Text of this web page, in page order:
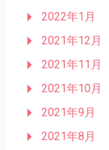
2022年1月
2021年12月
2021年11月
2021年10月
2021年9月
2021年8月